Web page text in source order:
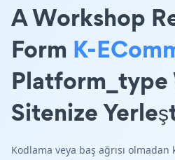
A Workshop
Form K-
Platform_type
Sitenize
Kodlama veya baş ağrısı